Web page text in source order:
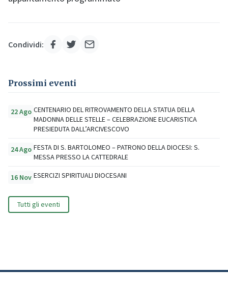
Condividi:
Prossimi eventi
22 Ago CENTENARIO DEL RITROVAMENTO DELLA STATUA DELLA
MADONNA DELLE STELLE – CELEBRAZIONE EUCARISTICA
PRESIEDUTA DALL’ARCIVESCOVO
24 Ago FESTA DI S. BARTOLOMEO – PATRONO DELLA DIOCESI: S.
MESSA PRESSO LA CATTEDRALE
16 Nov ESERCIZI SPIRITUALI DIOCESANI
Tutti gli eventi